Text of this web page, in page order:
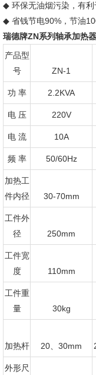
◆ 环保无油烟污染，有
◆ 省钱节电90%，节油
瑞德牌ZN系列轴承加热
产品型
号
ZN-1
功 率 2.2KVA
电 压 220V
电 流 10A
频 率 50/60Hz
加热工
件内径
30-70mm
工件外
径
250mm
工件宽
度
110mm
工件重
量
30kg
加热杆 20、30mm
外形尺